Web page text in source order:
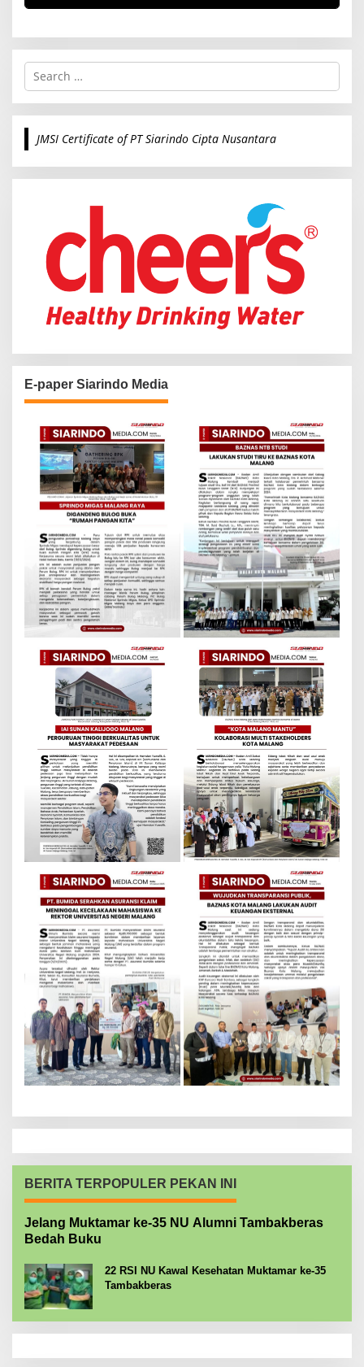
S
r
c
o
JMSI Certificate of PT Siarindo Cipta Nusantara
E-paper Siarindo Media
BERITA TERPOPULER PEKAN INI
Jelang Muktamar ke-35 NU Alumni Tambakberas
Bedah Buku
22 RSI NU Kawal Kesehatan Muktamar ke-35
Tambakberas